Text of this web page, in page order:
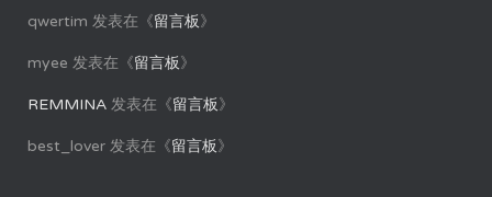
qwertim 发表在《留言板》
myee 发表在《留言板》
REMMINA 发表在《留言板》
best_lover 发表在《留言板》